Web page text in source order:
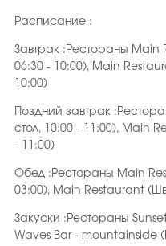
Расписание :
Завтрак :Рестораны Main
06:30 - 10:00), Main
10:00)
Поздний завтрак
стол, 10:00 - 11:00), Main
- 11:00)
Обед :Рестораны Main
03:00), Main Restaurant
Закуски :Рестораны
Waves Bar - mountainside